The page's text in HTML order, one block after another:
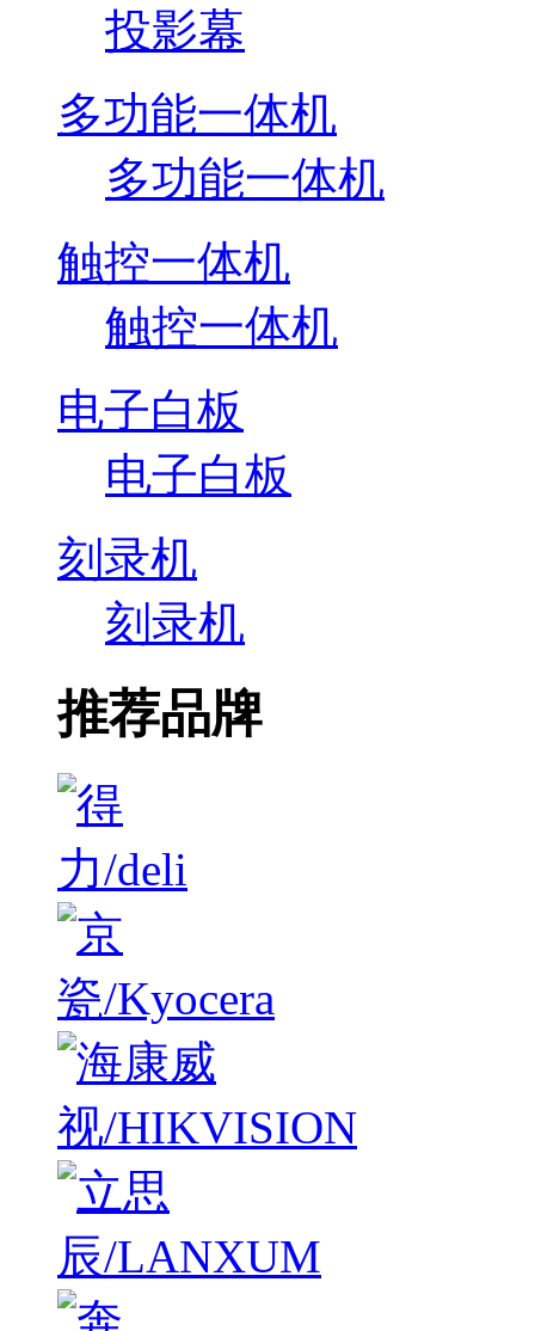
投影幕
多功能一体机
多功能一体机
触控一体机
触控一体机
电子白板
电子白板
刻录机
刻录机
推荐品牌